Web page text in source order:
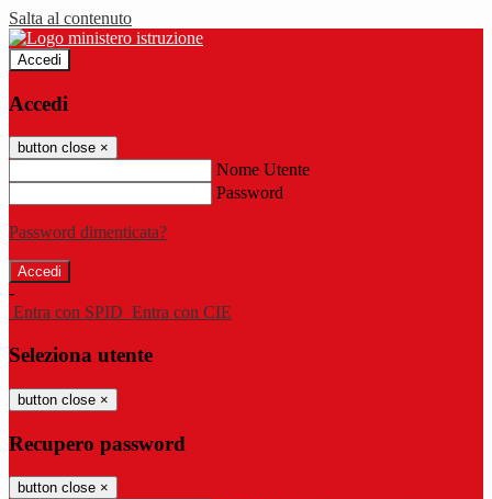
Salta al contenuto
Accedi
Accedi
button close ×
Nome Utente
Password
Password dimenticata?
-
Entra con SPID Entra con CIE
Seleziona utente
button close ×
Recupero password
button close ×